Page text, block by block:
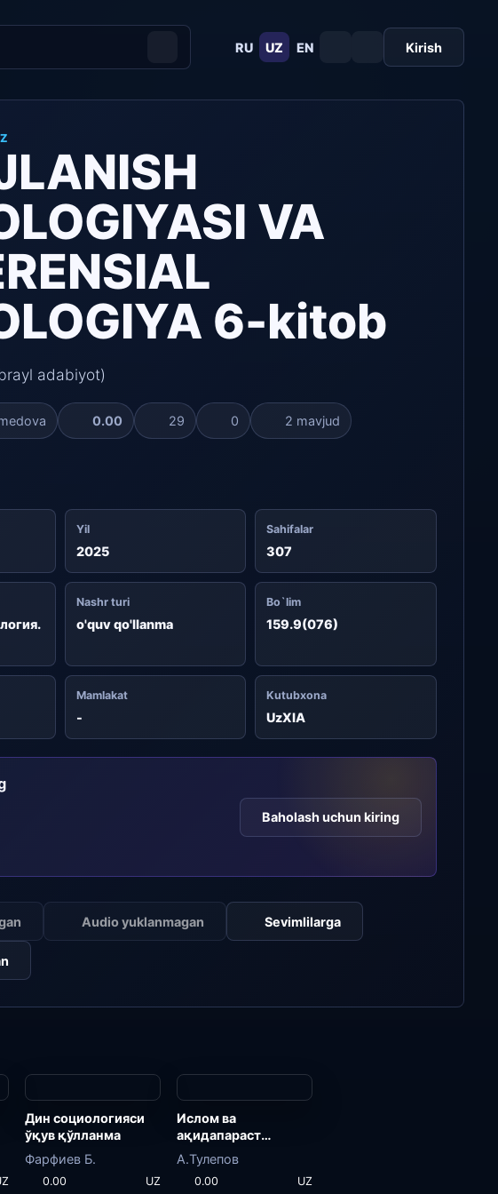
RU UZ EN Kirish
VA
6-kitob
adabiyot)
0.00 29 0 2 mavjud
Yil
2025
Sahifalar
307
Nashr turi
o'quv qo'llanma
Bo`lim
159.9(076)
Mamlakat
-
Kutubxona
UzXIA
Baholash uchun kiring
Audio yuklanmagan Sevimlilarga
Дин социологияси
ўқув қўлланма
Фарфиев Б.
0.00 UZ
Ислом ва
ақидапараст
оқимлар
А.Тулепов
0.00 UZ